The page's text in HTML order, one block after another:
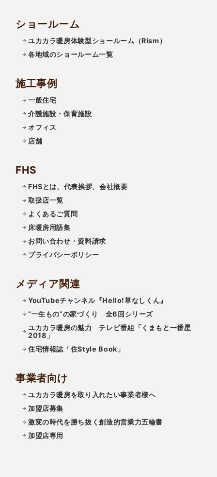
ショールーム
ユカカラ暖房体験型ショールーム（Rism）
各地域のショールーム一覧
施工事例
一般住宅
介護施設・保育施設
オフィス
店舗
FHS
FHSとは、代表挨拶、会社概要
取扱店一覧
よくあるご質問
床暖房用語集
お問い合わせ・資料請求
プライバシーポリシー
メディア関連
YouTubeチャンネル『Hello!草なしくん』
”一生もの”の家づくり 全6回シリーズ
ユカカラ暖房の魅力 テレビ番組「くまもと一番星
2018」
住宅情報誌「住Style Book」
事業者向け
ユカカラ暖房を取り入れたい事業者様へ
加盟店募集
激変の時代を勝ち抜く創造的営業力五輪書
加盟店専用